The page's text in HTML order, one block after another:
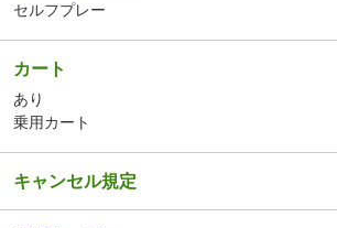
セルフプレー
カート
あり
乗用カート
キャンセル規定